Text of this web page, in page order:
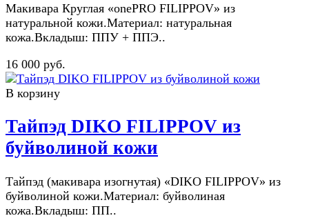
Макивара Круглая «onePRO FILIPPOV» из
натуральной кожи.Материал: натуральная
кожа.Вкладыш: ППУ + ППЭ..
16 000 руб.
В корзину
Тайпэд DIKO FILIPPOV из
буйволиной кожи
Тайпэд (макивара изогнутая) «DIKO FILIPPOV» из
буйволиной кожи.Материал: буйволиная
кожа.Вкладыш: ПП..